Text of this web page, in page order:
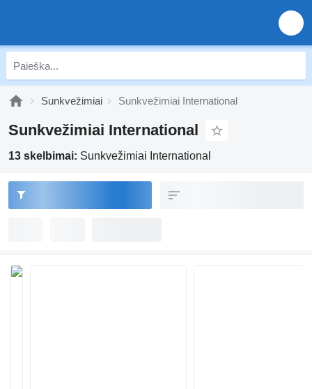
Sunkvežimiai Sunkvežimiai International
Sunkvežimiai International
13 skelbimai: Sunkvežimiai International